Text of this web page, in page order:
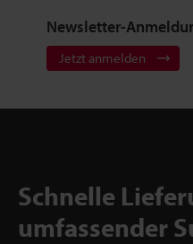
Newsletter-
Jetzt anmelden
Schnelle
umfassender